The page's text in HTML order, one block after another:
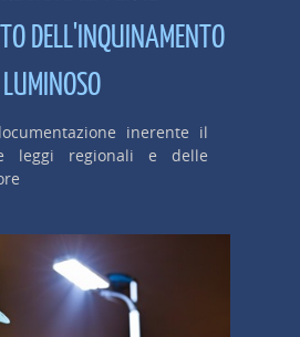
DELL'INQUINAMENTO
LUMINOSO
inerente il
leggi regionali e delle